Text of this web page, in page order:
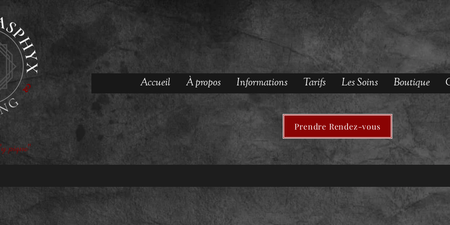
pique"
Accueil À propos Informations Tarifs Les Soins Boutique
Prendre Rendez-vous